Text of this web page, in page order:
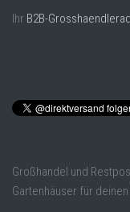
Ihr B2B-
Großhandel und
Gartenhäuser für